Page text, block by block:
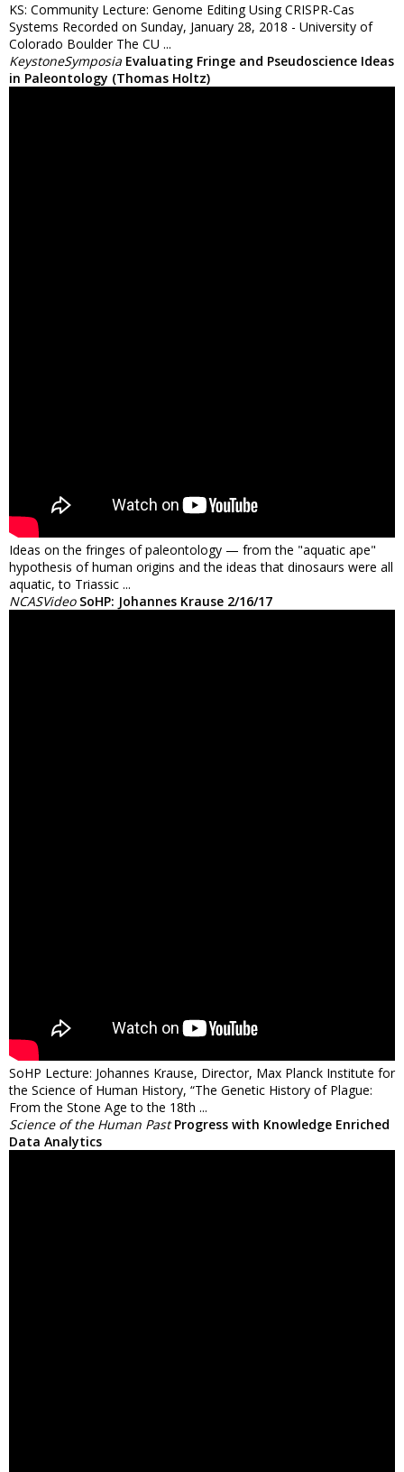
KS: Community Lecture: Genome Editing Using CRISPR-Cas
Systems Recorded on Sunday, January 28, 2018 - University of
Colorado Boulder The CU ...
KeystoneSymposia Evaluating Fringe and Pseudoscience Ideas
in Paleontology (Thomas Holtz)
Ideas on the fringes of paleontology — from the "aquatic ape"
hypothesis of human origins and the ideas that dinosaurs were all
aquatic, to Triassic ...
NCASVideo SoHP: Johannes Krause 2/16/17
SoHP Lecture: Johannes Krause, Director, Max Planck Institute for
the Science of Human History, “The Genetic History of Plague:
From the Stone Age to the 18th ...
Science of the Human Past Progress with Knowledge Enriched
Data Analytics